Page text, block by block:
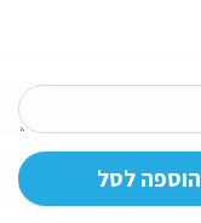
הוספה לסל